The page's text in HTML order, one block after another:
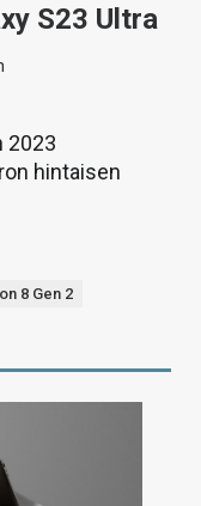
S23 Ultra
2023
hintaisen
8 Gen 2